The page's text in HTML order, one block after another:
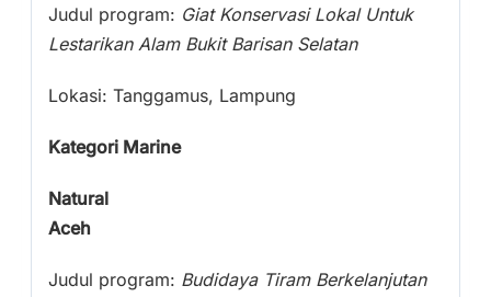
Judul program: Giat Konservasi Lokal Untuk
Lestarikan Alam Bukit Barisan Selatan
Lokasi: Tanggamus, Lampung
Kategori Marine
Natural
Aceh
Judul program: Budidaya Tiram Berkelanjutan